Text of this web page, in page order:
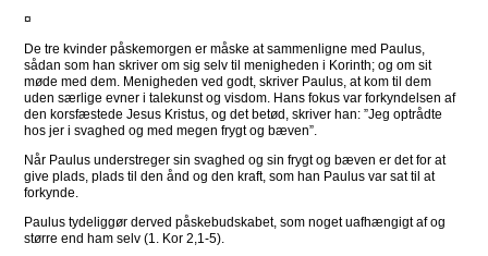
¤
De tre kvinder påskemorgen er måske at sammenligne med Paulus,
sådan som han skriver om sig selv til menigheden i Korinth; og om sit
møde med dem. Menigheden ved godt, skriver Paulus, at kom til dem
uden særlige evner i talekunst og visdom. Hans fokus var forkyndelsen af
den korsfæstede Jesus Kristus, og det betød, skriver han: ”Jeg optrådte
hos jer i svaghed og med megen frygt og bæven”.
Når Paulus understreger sin svaghed og sin frygt og bæven er det for at
give plads, plads til den ånd og den kraft, som han Paulus var sat til at
forkynde.
Paulus tydeliggør derved påskebudskabet, som noget uafhængigt af og
større end ham selv (1. Kor 2,1-5).